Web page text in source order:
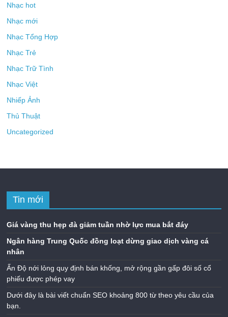
Nhạc hot
Nhạc mới
Nhạc Tổng Hợp
Nhạc Trẻ
Nhạc Trữ Tình
Nhạc Việt
Nhiếp Ảnh
Thủ Thuật
Uncategorized
Tin mới
Giá vàng thu hẹp đà giảm tuần nhờ lực mua bắt đáy
Ngân hàng Trung Quốc đồng loạt dừng giao dịch vàng cá
nhân
Ấn Độ nới lỏng quy định bán khống, mở rộng gần gấp đôi số cổ
phiếu được phép vay
Dưới đây là bài viết chuẩn SEO khoảng 800 từ theo yêu cầu của
bạn.